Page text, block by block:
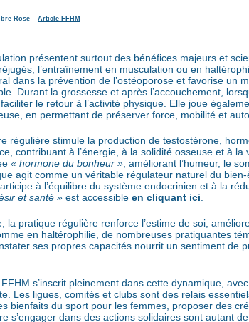
Rose – Article FFHM
présentent surtout des bénéfices majeurs et
l’entraînement en musculation ou en
dans la prévention de l’ostéoporose et favorise un
Durant la grossesse et après l’accouchement,
le retour à l’activité physique. Elle joue
en permettant de préserver force, mobilité et
régulière stimule la production de testostérone,
contribuant à l’énergie, à la solidité osseuse et à la
« hormone du bonheur », améliorant l’humeur, le
agit comme un véritable régulateur naturel du bien-
à l’équilibre du système endocrinien et à la
et santé »est accessible en cliquant ici
pratique régulière renforce l’estime de soi,
en haltérophilie, de nombreuses pratiquantes
ses propres capacités nourrit un sentiment de
s’inscrit pleinement dans cette dynamique,
Les ligues, comités et clubs sont des relais
bienfaits du sport pour les femmes, proposer des
s’engager dans des actions solidaires sont autant